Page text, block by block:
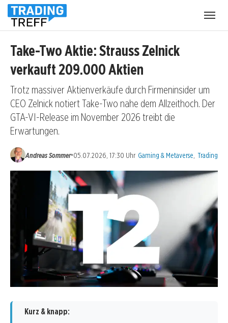
Take-Two Aktie: Strauss Zelnick
verkauft 209.000 Aktien
Trotz massiver Aktienverkäufe durch Firmeninsider um
CEO Zelnick notiert Take-Two nahe dem Allzeithoch. Der
GTA-VI-Release im November 2026 treibt die
Erwartungen.
Andreas Sommer•05.07.2026, 17:30 Uhr Kategorien:
Gaming & Metaverse Trading
Kurz & knapp: